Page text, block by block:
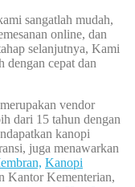
sangatlah mudah,
online, dan
selanjutnya, Kami
dengan cepat dan
vendor
dari 15 tahun dengan
kanopi
juga menawarkan
Kanopi
Kantor Kementerian,